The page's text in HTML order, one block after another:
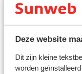
Deze website
Dit zijn kleine
worden
een geldig
nationaliteit, dan is
andere regels van